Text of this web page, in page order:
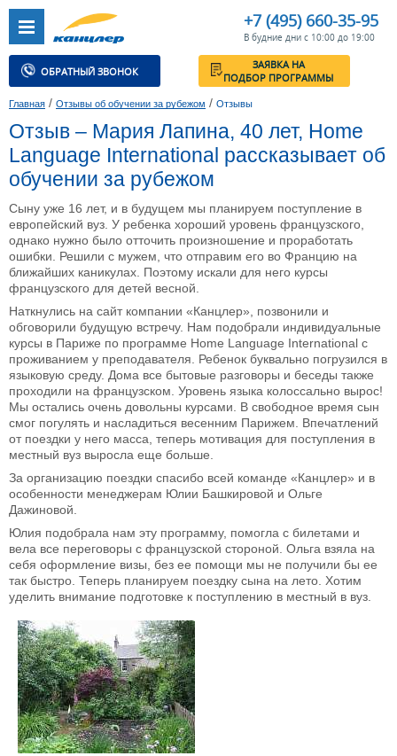
+7 (495) 660-35-95
В будние дни с 10:00 до 19:00
ОБРАТНЫЙ ЗВОНОК
ЗАЯВКА НА
ПОДБОР ПРОГРАММЫ
Главная / Отзывы об обучении за рубежом / Отзывы
Отзыв – Мария Лапина, 40 лет, Home
Language International рассказывает об
обучении за рубежом
Сыну уже 16 лет, и в будущем мы планируем поступление в
европейский вуз. У ребенка хороший уровень французского,
однако нужно было отточить произношение и проработать
ошибки. Решили с мужем, что отправим его во Францию на
ближайших каникулах. Поэтому искали для него курсы
французского для детей весной.
Наткнулись на сайт компании «Канцлер», позвонили и
обговорили будущую встречу. Нам подобрали индивидуальные
курсы в Париже по программе Home Language International с
проживанием у преподавателя. Ребенок буквально погрузился в
языковую среду. Дома все бытовые разговоры и беседы также
проходили на французском. Уровень языка колоссально вырос!
Мы остались очень довольны курсами. В свободное время сын
смог погулять и насладиться весенним Парижем. Впечатлений
от поездки у него масса, теперь мотивация для поступления в
местный вуз выросла еще больше.
За организацию поездки спасибо всей команде «Канцлер» и в
особенности менеджерам Юлии Башкировой и Ольге
Дажиновой.
Юлия подобрала нам эту программу, помогла с билетами и
вела все переговоры с французской стороной. Ольга взяла на
себя оформление визы, без ее помощи мы не получили бы ее
так быстро. Теперь планируем поездку сына на лето. Хотим
уделить внимание подготовке к поступлению в местный в вуз.